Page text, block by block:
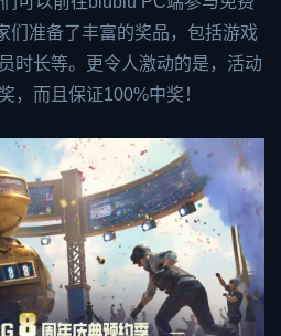
们准备了丰富的奖品，包括游戏
时长等。更令人激动的是，活动
，而且保证100%中奖！